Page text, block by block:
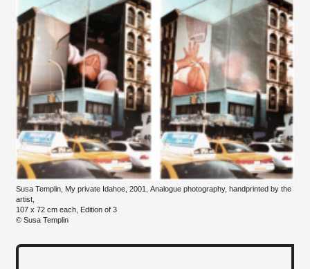
Susa Templin, My private Idahoe, 2001, Analogue photography, handprinted by the
artist,
107 x 72 cm each, Edition of 3
© Susa Templin